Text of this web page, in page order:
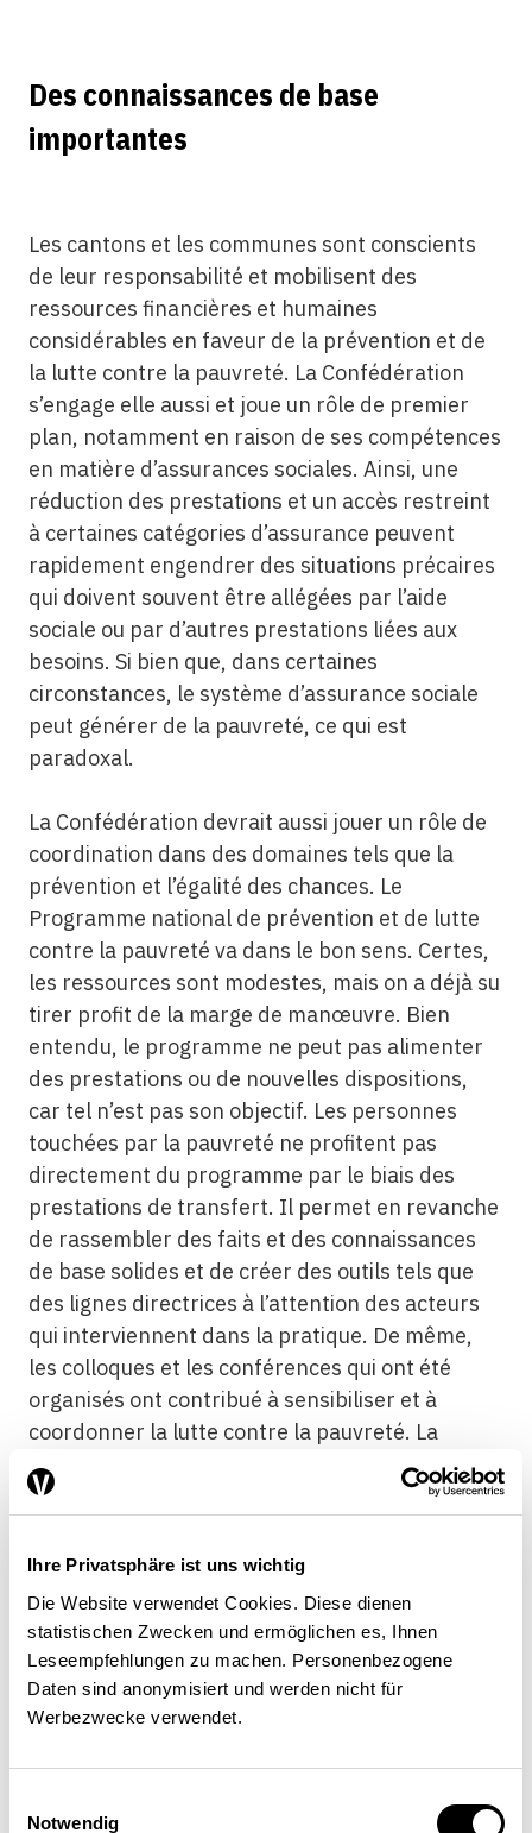
Ihre Privatsphäre ist uns wichtig
Die Website verwendet Cookies. Diese dienen
statistischen Zwecken und ermöglichen es, Ihnen
Leseempfehlungen zu machen. Personenbezogene
Daten sind anonymisiert und werden nicht für
Werbezwecke verwendet.
Notwendig
Des connaissances de base
importantes
Les cantons et les communes sont conscients
de leur responsabilité et mobilisent des
ressources financières et humaines
considérables en faveur de la prévention et de
la lutte contre la pauvreté. La Confédération
s’engage elle aussi et joue un rôle de premier
plan, notamment en raison de ses compétences
en matière d’assurances sociales. Ainsi, une
réduction des prestations et un accès restreint
à certaines catégories d’assurance peuvent
rapidement engendrer des situations précaires
qui doivent souvent être allégées par l’aide
sociale ou par d’autres prestations liées aux
besoins. Si bien que, dans certaines
circonstances, le système d’assurance sociale
peut générer de la pauvreté, ce qui est
paradoxal.
La Confédération devrait aussi jouer un rôle de
coordination dans des domaines tels que la
prévention et l’égalité des chances. Le
Programme national de prévention et de lutte
contre la pauvreté va dans le bon sens. Certes,
les ressources sont modestes, mais on a déjà su
tirer profit de la marge de manœuvre. Bien
entendu, le programme ne peut pas alimenter
des prestations ou de nouvelles dispositions,
car tel n’est pas son objectif. Les personnes
touchées par la pauvreté ne profitent pas
directement du programme par le biais des
prestations de transfert. Il permet en revanche
de rassembler des faits et des connaissances
de base solides et de créer des outils tels que
des lignes directrices à l’attention des acteurs
qui interviennent dans la pratique. De même,
les colloques et les conférences qui ont été
organisés ont contribué à sensibiliser et à
coordonner la lutte contre la pauvreté. La
Conférence des directrices et directeurs
cantonaux des affaires sociales est favorable à
accordés sont moins importants.
On peut toujours faire plus, mais le peuple, les
parlements et les gouvernements imposent
aussi leurs limites. Nous nous efforçons
d’utiliser au mieux notre marge de manœuvre.
extrafamilial pour les enfants afin de mieux